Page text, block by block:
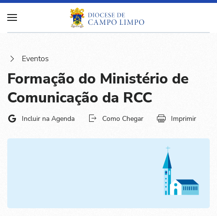
Eventos
Formação do Ministério de
Comunicação da RCC
Incluir na Agenda Como Chegar Imprimir